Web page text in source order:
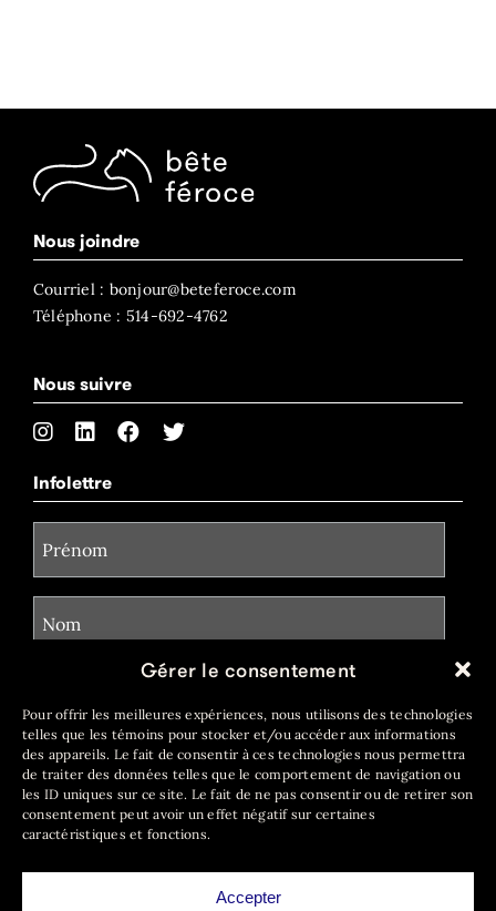
Gérer le consentement
Pour offrir les meilleures expériences, nous utilisons des technologies
telles que les témoins pour stocker et/ou accéder aux informations
des appareils. Le fait de consentir à ces technologies nous permettra
de traiter des données telles que le comportement de navigation ou
les ID uniques sur ce site. Le fait de ne pas consentir ou de retirer son
consentement peut avoir un effet négatif sur certaines
caractéristiques et fonctions.
Accepter
Nous joindre
Courriel : bonjour@beteferoce.com
Téléphone : 514-692-4762
Nous suivre
Infolettre